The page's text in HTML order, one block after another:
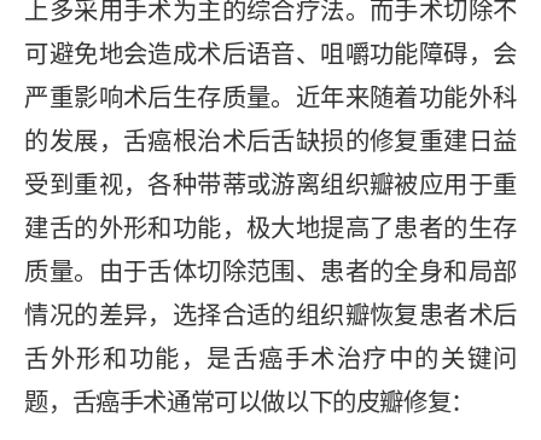
上多采用手术为主的综合疗法。而手术切除不
可避免地会造成术后语音、咀嚼功能障碍，会
严重影响术后生存质量。近年来随着功能外科
的发展，舌癌根治术后舌缺损的修复重建日益
受到重视，各种带蒂或游离组织瓣被应用于重
建舌的外形和功能，极大地提高了患者的生存
质量。由于舌体切除范围、患者的全身和局部
情况的差异，选择合适的组织瓣恢复患者术后
舌外形和功能，是舌癌手术治疗中的关键问
题，舌癌手术通常可以做以下的皮瓣修复：